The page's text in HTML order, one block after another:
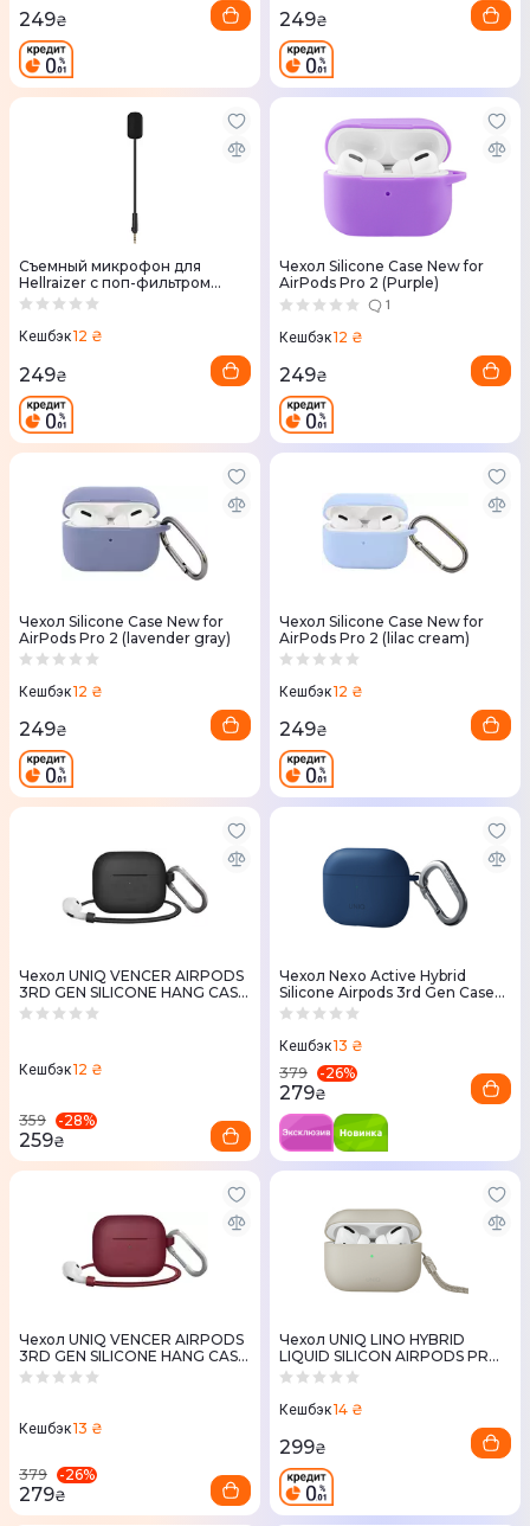
249₴ 249₴
Съемный микрофон для
Hellraizer с поп-фильтром
(ACC-220) Black
Кешбэк12 ₴
249₴
Чехол Silicone Case New for
AirPods Pro 2 (Purple)
1
Кешбэк12 ₴
249₴
Чехол Silicone Case New for
AirPods Pro 2 (lavender gray)
Кешбэк12 ₴
249₴
Чехол Silicone Case New for
AirPods Pro 2 (lilac cream)
Кешбэк12 ₴
249₴
Чехол UNIQ VENCER AIRPODS
3RD GEN SILICONE HANG CASE
- CHARCOAL DARK GREY
Кешбэк12 ₴
359 -28%
259₴
Чехол Nexo Active Hybrid
Silicone Airpods 3rd Gen Case
With Sports Ear Hooks Caspian
Кешбэк13 ₴
379
-26%
279₴
Чехол UNIQ VENCER AIRPODS
3RD GEN SILICONE HANG CASE
- BURGUNDY MAROON (UNIQ-
Кешбэк13 ₴
379 -26%
279₴
Чехол UNIQ LINO HYBRID
LIQUID SILICON AIRPODS PRO
2ND GEN (2022) CASE BEIGE
Кешбэк14 ₴
299₴